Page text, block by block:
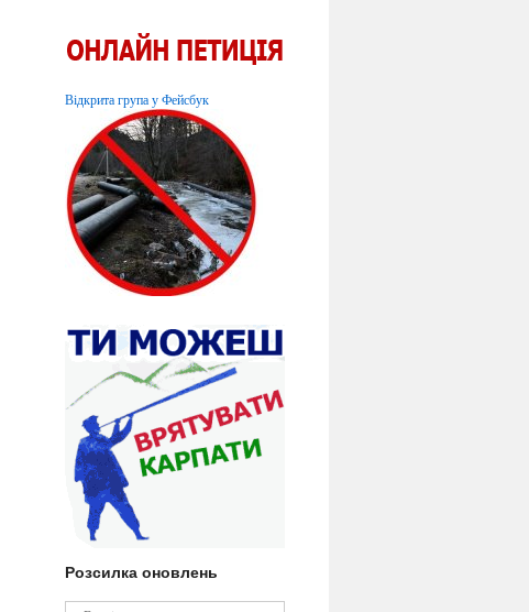
Відкрита група у Фейсбук
Розсилка оновлень